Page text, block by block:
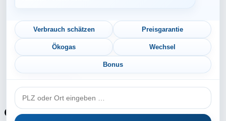
Mecklenburg-Vorpommern
Niedersachsen
Nordrhein-Westfalen
Rheinland-Pfalz
Saarland
Sachsen-Anhalt
Gaspreis-Explosion
Verbrauch schätzen Preisgarantie
Ökogas Wechsel
Bonus
PLZ
oder
Ort